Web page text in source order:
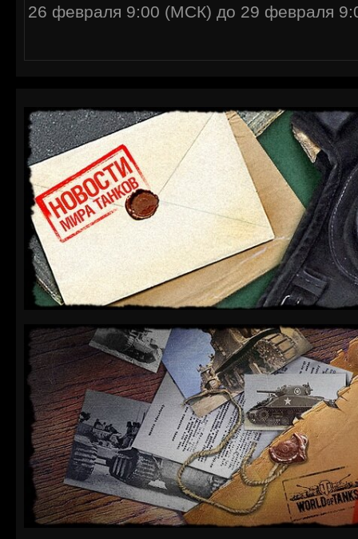
26 февраля 9:00 (МСК) до 29 февраля